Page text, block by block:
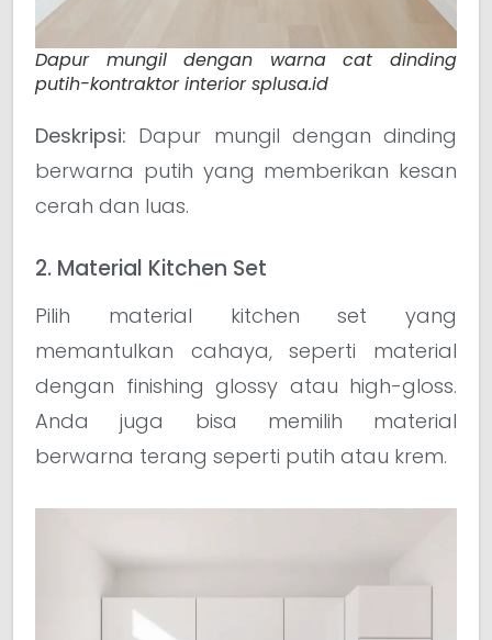
Dapur mungil dengan warna cat dinding
putih-kontraktor interior splusa.id
Deskripsi: Dapur mungil dengan dinding
berwarna putih yang memberikan kesan
cerah dan luas.
2. Material Kitchen Set
Pilih material kitchen set yang
memantulkan cahaya, seperti material
dengan finishing glossy atau high-gloss.
Anda juga bisa memilih material
berwarna terang seperti putih atau krem.